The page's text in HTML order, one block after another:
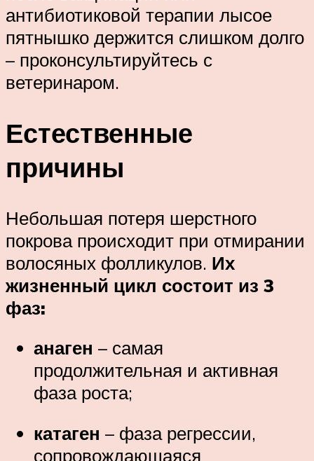
антибиотиковой терапии лысое
пятнышко держится слишком долго
– проконсультируйтесь с
ветеринаром.
Естественные
причины
Небольшая потеря шерстного
покрова происходит при отмирании
волосяных фолликулов. Их
жизненный цикл состоит из 3
фаз:
анаген – самая
продолжительная и активная
фаза роста;
катаген – фаза регрессии,
сопровождающаяся